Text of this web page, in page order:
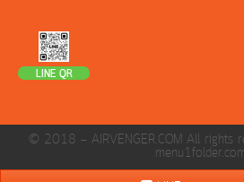
LINE QR
© 2018 — AIRVENGER.COM All rights